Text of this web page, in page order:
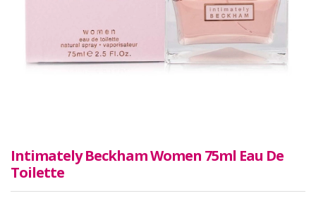
Intimately Beckham Women 75ml Eau De
Toilette